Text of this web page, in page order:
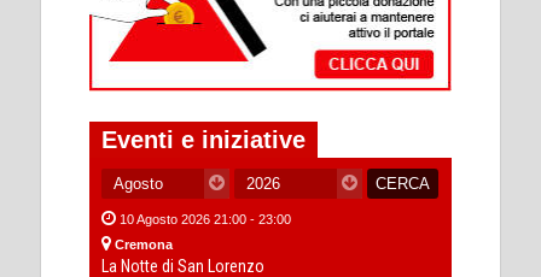
Eventi e iniziative
10 Agosto 2026 21:00 - 23:00
Cremona
La Notte di San Lorenzo